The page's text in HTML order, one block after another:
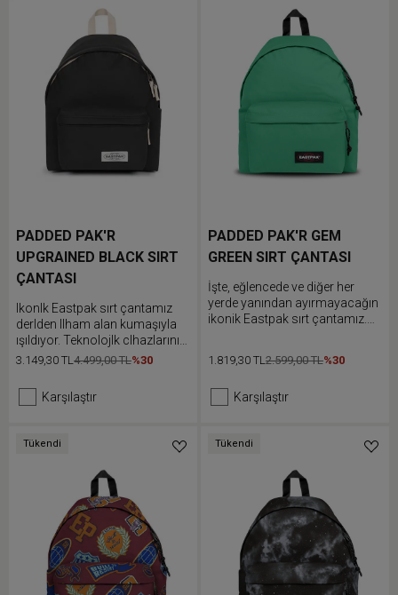
PADDED PAK'R
UPGRAINED BLACK SIRT
ÇANTASI
IkonIk Eastpak sırt çantamız
derIden Ilham alan kumaşıyla
ışıldıyor. TeknolojIk cIhazlarını
korumak IçIn dahIlI dIzüstü
rahatça kullanmak IçIn dolgulu
omuz askılarını ayarla.
3.149,30 TL4.499,00 TL%30
Karşılaştır
PADDED PAK'R GEM
GREEN SIRT ÇANTASI
İşte, eğlencede ve diğer her
yerde yanından ayırmayacağın
ikonik Eastpak sırt çantamız.
edeceğin şekilde ayarla.
1.819,30 TL2.599,00 TL%30
Karşılaştır
Tükendi Tükendi